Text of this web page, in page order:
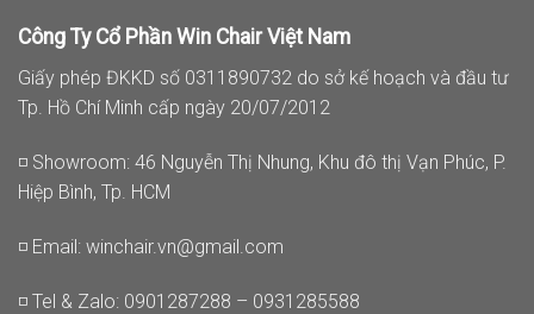
Công Ty Cổ Phần Win Chair Việt Nam
Giấy phép ĐKKD số 0311890732 do sở kế hoạch và đầu tư
Tp. Hồ Chí Minh cấp ngày 20/07/2012
◽ Showroom: 46 Nguyễn Thị Nhung, Khu đô thị Vạn Phúc, P.
Hiệp Bình, Tp. HCM
◽ Email: winchair.vn@gmail.com
◽ Tel & Zalo: 0901287288 – 0931285588